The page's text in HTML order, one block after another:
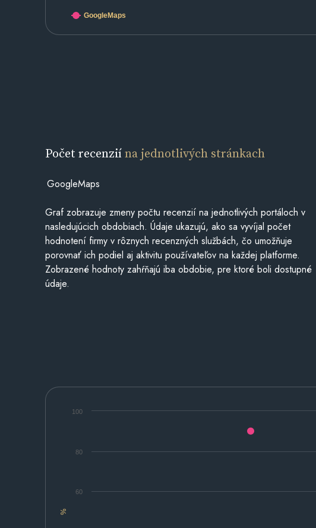
GoogleMaps
Počet recenziína jednotlivých stránkach
GoogleMaps
Graf zobrazuje zmeny počtu recenzií na jednotlivých portáloch v
nasledujúcich obdobiach. Údaje ukazujú, ako sa vyvíjal počet
hodnotení firmy v rôznych recenzných službách, čo umožňuje
porovnať ich podiel aj aktivitu používateľov na každej platforme.
Zobrazené hodnoty zahŕňajú iba obdobie, pre ktoré boli dostupné
údaje.
%
60
80
100